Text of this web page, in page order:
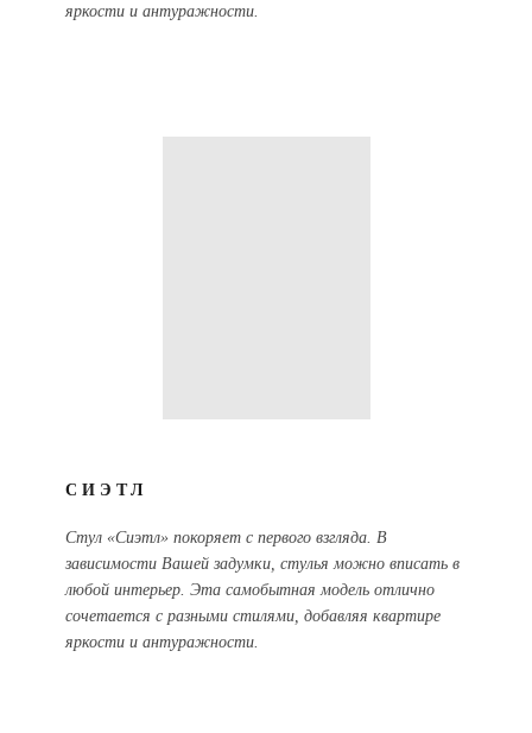
яркости и антуражности.
СИЭТЛ
Стул «Сиэтл» покоряет с первого взгляда. В
зависимости Вашей задумки, стулья можно вписать в
любой интерьер. Эта самобытная модель отлично
сочетается с разными стилями, добавляя квартире
яркости и антуражности.